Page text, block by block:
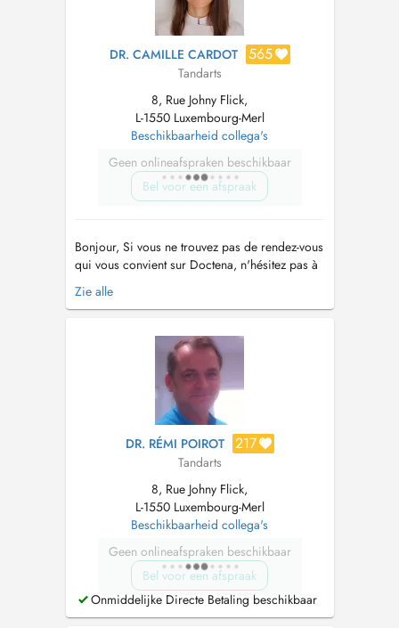
DR. CAMILLE CARDOT 565
Tandarts
8, Rue Johny Flick,
L-1550 Luxembourg-Merl
Beschikbaarheid collega's
Geen onlineafspraken beschikbaar
Bel voor een afspraak
Bonjour, Si vous ne trouvez pas de rendez-vous
qui vous convient sur Doctena, n'hésitez pas à
nous appeler directement au cabinet +352 286
6500. Hello, If you do not find an appointment
us directly at the +352 286 6500. Extractions
Zie alle
DR. RÉMI POIROT 217
Tandarts
8, Rue Johny Flick,
L-1550 Luxembourg-Merl
Beschikbaarheid collega's
Geen onlineafspraken beschikbaar
Bel voor een afspraak
Onmiddelijke Directe Betaling beschikbaar